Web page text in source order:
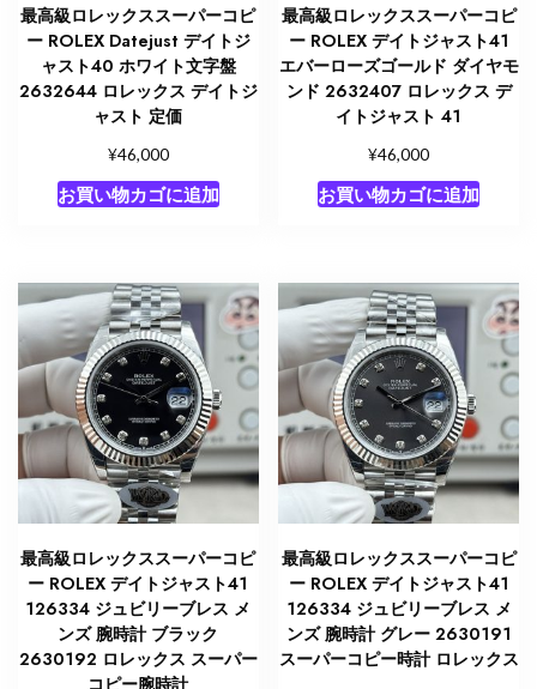
最高級ロレックススーパーコピ
ー ROLEX Datejust デイトジ
ャスト40 ホワイト文字盤
2632644 ロレックス デイトジ
ャスト 定価
¥46,000
お買い物カゴに追加
最高級ロレックススーパーコピ
ー ROLEX デイトジャスト41
エバーローズゴールド ダイヤモ
ンド 2632407 ロレックス デ
イトジャスト 41
¥46,000
お買い物カゴに追加
最高級ロレックススーパーコピ
ー ROLEX デイトジャスト41
126334 ジュビリーブレス メ
ンズ 腕時計 ブラック
2630192 ロレックス スーパー
コピー腕時計
最高級ロレックススーパーコピ
ー ROLEX デイトジャスト41
126334 ジュビリーブレス メ
ンズ 腕時計 グレー 2630191
スーパーコピー時計 ロレックス